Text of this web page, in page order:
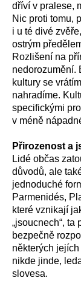
dříví v pralese,
Nic proti tomu,
i u té divé
ostrým
Rozlišení na
nedorozumění.
kultury se
nahradíme.
specifickými
v méně
Přirozenost a
Lidé občas
důvodů, ale
jednoduché
Parmenidés,
které vznikají
„jsoucnech“,
bezpečně
některých
nikde jinde,
slovesa.